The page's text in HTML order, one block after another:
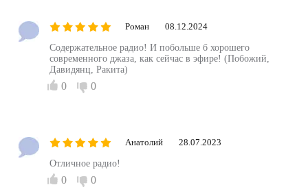
Роман 08.12.2024
Содержательное радио! И побольше б хорошего
современного джаза, как сейчас в эфире! (Побожий,
Давидянц, Ракита)
0 0
Анатолий 28.07.2023
Отличное радио!
0 0